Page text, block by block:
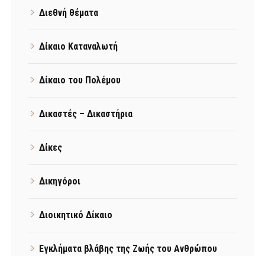
Διεθνή θέματα
Δίκαιο Καταναλωτή
Δίκαιο του Πολέμου
Δικαστές – Δικαστήρια
Δίκες
Δικηγόροι
Διοικητικό Δίκαιο
Εγκλήματα βλάβης της Ζωής του Ανθρώπου